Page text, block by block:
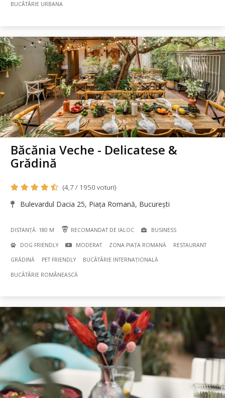
BUCÃTÃRIE URBANA
Băcănia Veche - Delicatese &
Grădină
(4,7 / 1950 voturi)
Bulevardul Dacia 25, Piața Romană, București
DISTANȚĂ: 180 M RECOMANDAT DE IALOC BUSINESS
DOG FRIENDLY MODERAT ZONA PIAȚA ROMANĂ RESTAURANT
GRĂDINĂ PET FRIENDLY BUCÃTÃRIE INTERNAȚIONALĂ
BUCÃTÃRIE ROMÂNEASCĂ